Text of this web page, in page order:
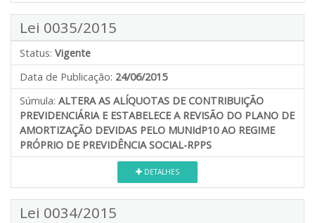
Lei 0035/2015
Status: Vigente
Data de Publicação: 24/06/2015
Súmula: ALTERA AS ALÍQUOTAS DE CONTRIBUIÇÃO
PREVIDENCIÁRIA E ESTABELECE A REVISÃO DO PLANO DE
AMORTIZAÇÃO DEVIDAS PELO MUNIdP10 AO REGIME
PRÓPRIO DE PREVIDÊNCIA SOCIAL-RPPS
DETALHES
Lei 0034/2015